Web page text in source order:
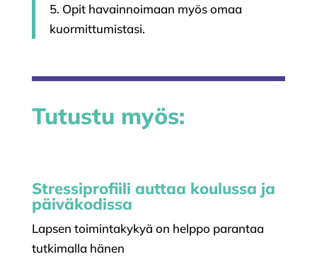
5. Opit havainnoimaan myös omaa
kuormittumistasi.
Tutustu myös:
Stressiprofiili auttaa koulussa ja
päiväkodissa
Lapsen toimintakykyä on helppo parantaa
tutkimalla hänen